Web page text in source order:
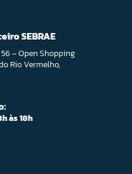
SEBRAE
– Open Shopping
Rio Vermelho,
às 18h